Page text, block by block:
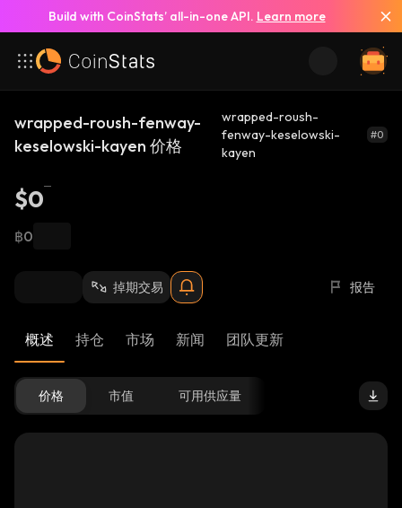
Build with CoinStats’ all-in-one API. Learn more
wrapped-roush-fenway-
keselowski-kayen 价格
wrapped-roush-
fenway-keselowski-
kayen
#0
$0
฿0
掉期交易 报告
概述 持仓 市场 新闻 团队更新
价格 市值 可用供应量